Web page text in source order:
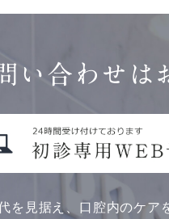
い合わせは
を見据え、口腔内のケア